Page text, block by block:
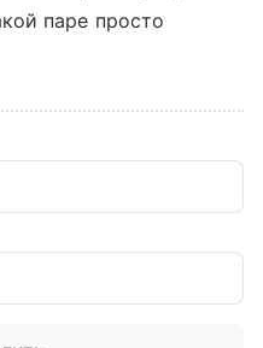
паре просто